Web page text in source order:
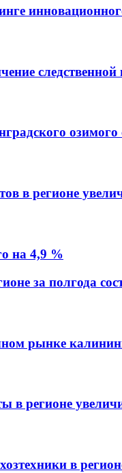
следственной
озимого
в регионе
на 4,9 %
за полгода
рынке
в регионе
в